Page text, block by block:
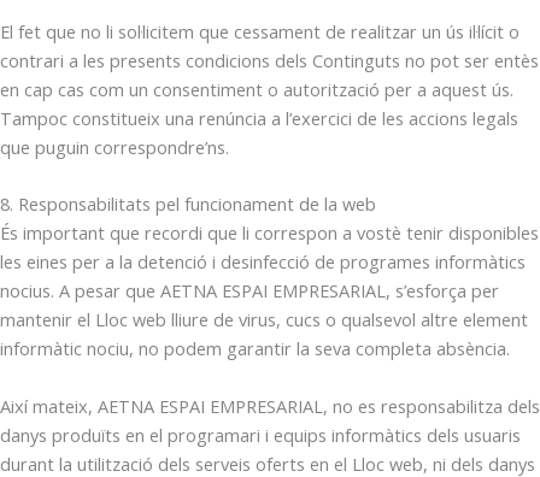
El fet que no li sol·licitem que cessament de realitzar un ús il·lícit o
contrari a les presents condicions dels Continguts no pot ser entès
en cap cas com un consentiment o autorització per a aquest ús.
Tampoc constitueix una renúncia a l’exercici de les accions legals
que puguin correspondre’ns.
8. Responsabilitats pel funcionament de la web
És important que recordi que li correspon a vostè tenir disponibles
les eines per a la detenció i desinfecció de programes informàtics
nocius. A pesar que AETNA ESPAI EMPRESARIAL, s’esforça per
mantenir el Lloc web lliure de virus, cucs o qualsevol altre element
informàtic nociu, no podem garantir la seva completa absència.
Així mateix, AETNA ESPAI EMPRESARIAL, no es responsabilitza dels
danys produïts en el programari i equips informàtics dels usuaris
durant la utilització dels serveis oferts en el Lloc web, ni dels danys